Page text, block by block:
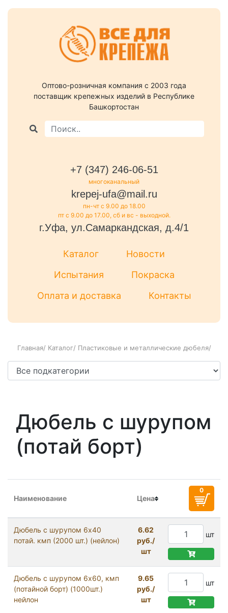
Оптово-розничная компания c 2003 года
поставщик крепежных изделий в Республике
Башкортостан
+7 (347) 246-06-51
многоканальный
krepej-ufa@mail.ru
пн-чт с 9.00 до 18.00
пт с 9.00 до 17.00, сб и вс - выходной.
г.Уфа, ул.Самаркандская, д.4/1
Каталог
Новости
Испытания
Покраска
Оплата и доставка
Контакты
Главная/ Каталог/ Пластиковые и металлические дюбеля/
Дюбель с шурупом
(потай борт)
Наименование Цена
Дюбель с шурупом 6x40
потай. кмп (2000 шт.) (нейлон)
6.62
руб./
шт
шт
Дюбель с шурупом 6x60, кмп
(потайной борт) (1000шт.)
нейлон
9.65
руб./
шт
шт